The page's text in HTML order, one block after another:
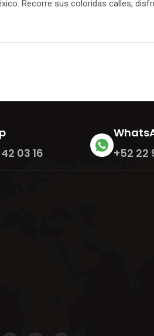
Recorre sus coloridas calles,
03 16
+52 22